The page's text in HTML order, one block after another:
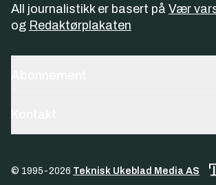
All journalistikk er basert på Vær
og Redaktørplakaten
© 1995-2026 Teknisk Ukeblad Media AS